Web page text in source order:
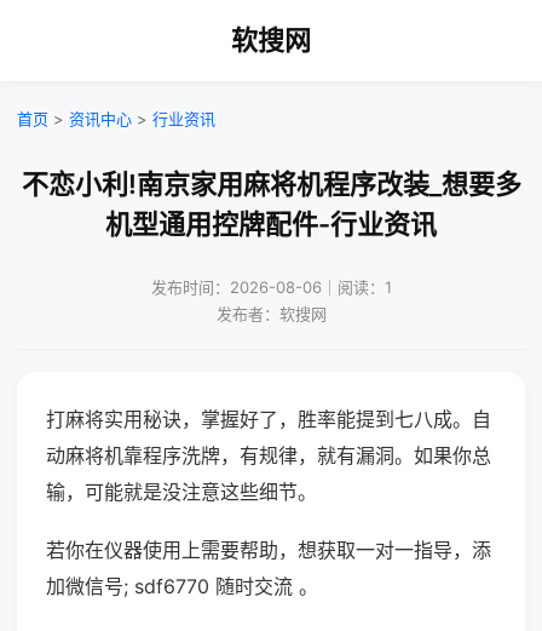
软搜网
首页 > 资讯中心 > 行业资讯
不恋小利!南京家用麻将机程序改装_想要多
机型通用控牌配件-行业资讯
发布时间：2026-08-06｜阅读：1
发布者：软搜网
打麻将实用秘诀，掌握好了，胜率能提到七八成。自
动麻将机靠程序洗牌，有规律，就有漏洞。如果你总
输，可能就是没注意这些细节。
若你在仪器使用上需要帮助，想获取一对一指导，添
加微信号; sdf6770 随时交流 。